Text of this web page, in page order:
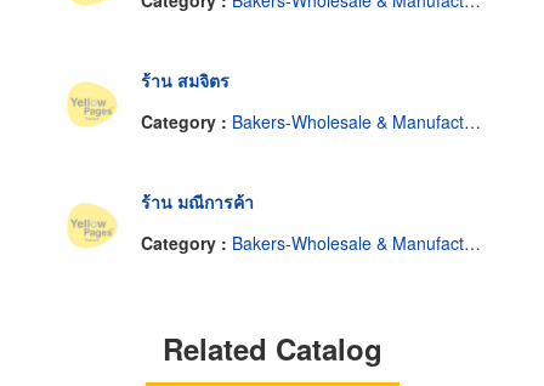
ร้าน สมจิตร
Category : Bakers-Wholesale & Manufacturers
ร้าน มณีการค้า
Category : Bakers-Wholesale & Manufacturers
Related Catalog